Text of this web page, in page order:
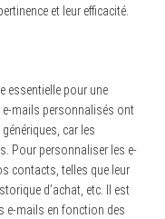
et leur efficacité.
essentielle pour une
e-mails personnalisés ont
car les
Pour personnaliser les e-
contacts, telles que leur
d’achat, etc. Il est
e-mails en fonction des